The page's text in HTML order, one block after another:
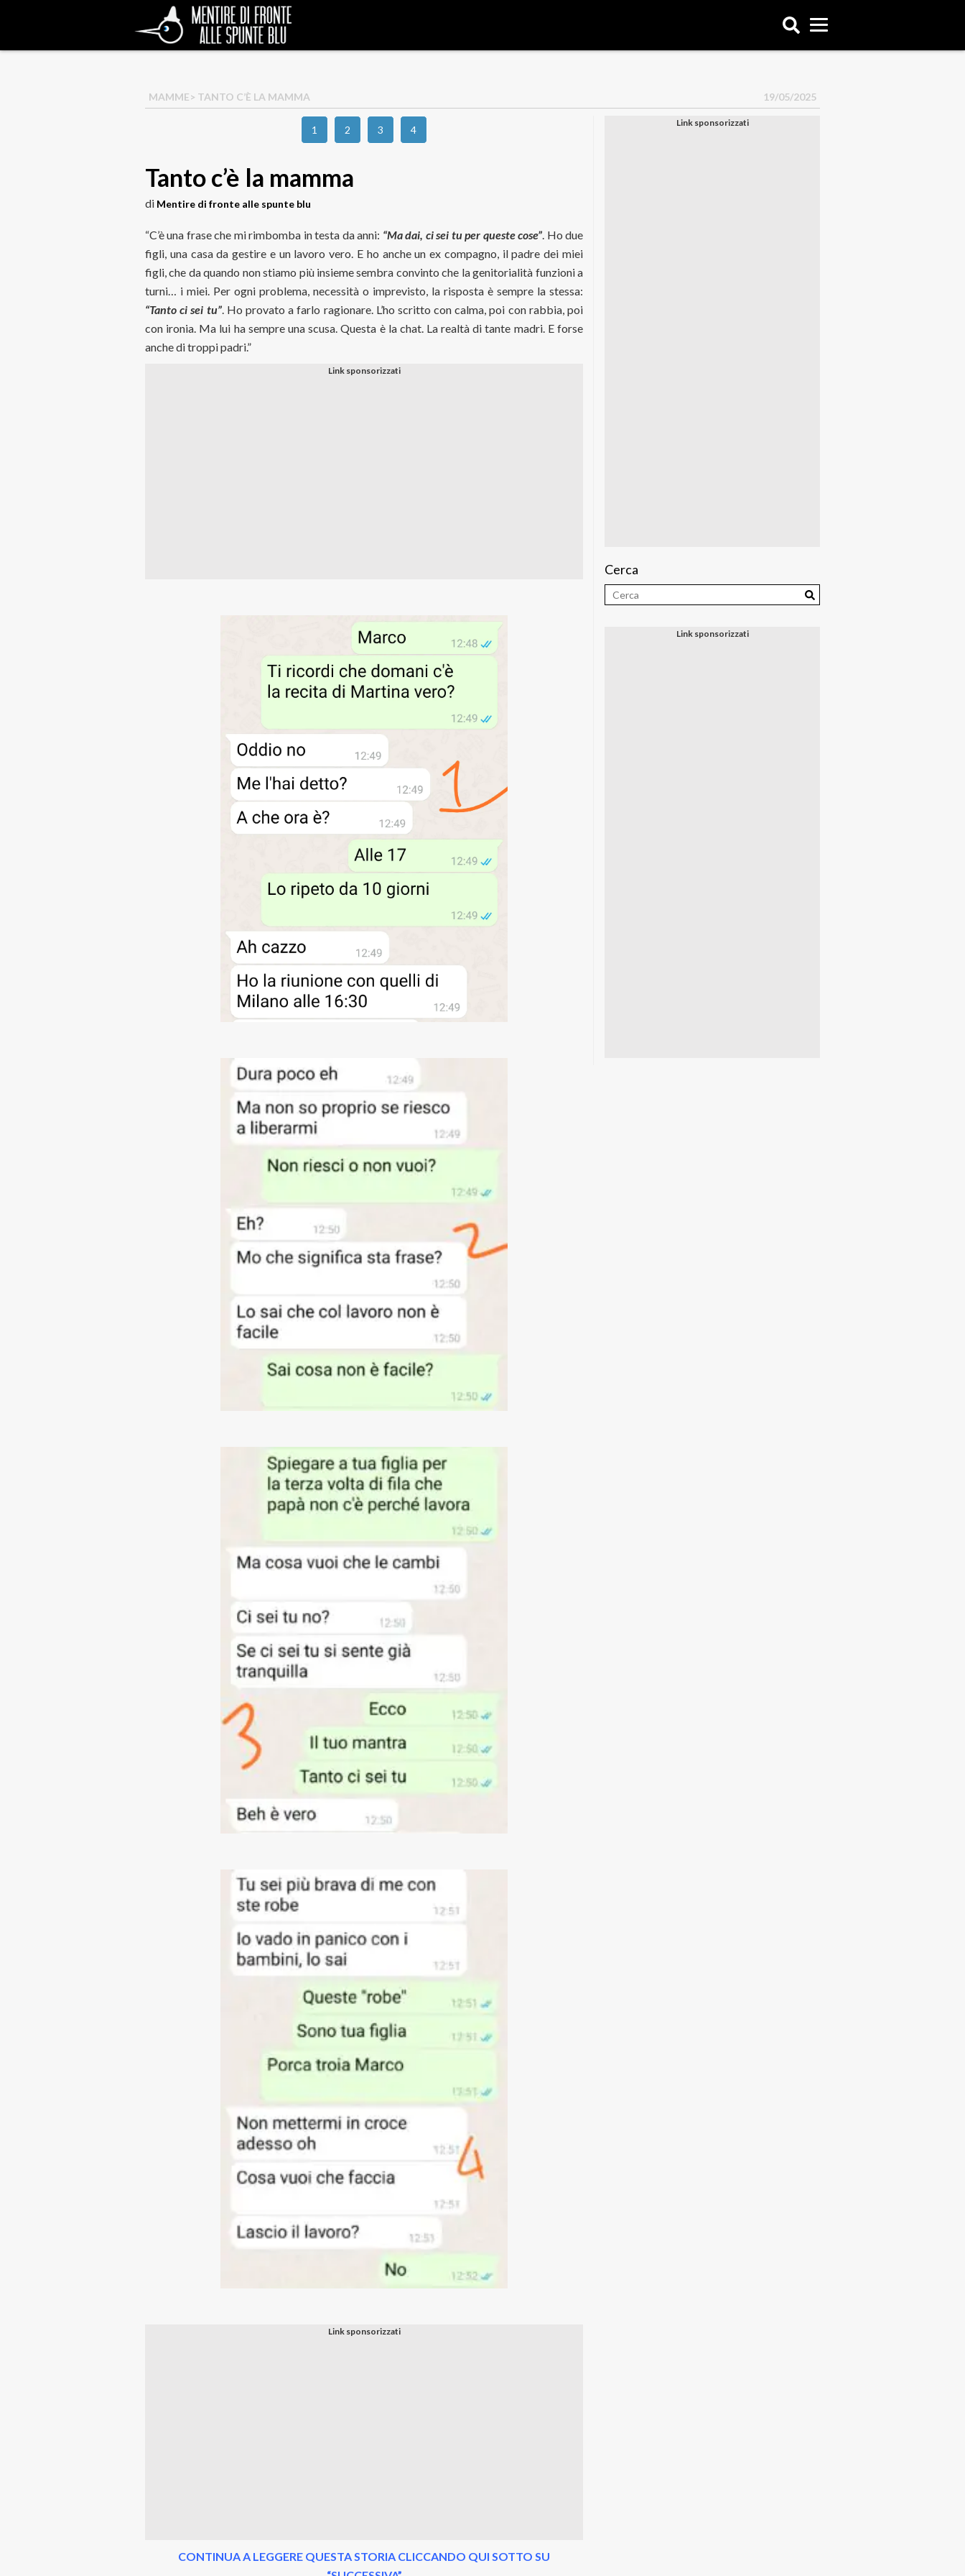
MAMME> TANTO C’È LA MAMMA 19/05/2025
1 2 3 4
Tanto c’è la mamma
di Mentire di fronte alle spunte blu
“C’è una frase che mi rimbomba in testa da anni: “Ma dai, ci sei tu per queste cose”. Ho due
figli, una casa da gestire e un lavoro vero. E ho anche un ex compagno, il padre dei miei
figli, che da quando non stiamo più insieme sembra convinto che la genitorialità funzioni a
turni… i miei. Per ogni problema, necessità o imprevisto, la risposta è sempre la stessa:
“Tanto ci sei tu”. Ho provato a farlo ragionare. L’ho scritto con calma, poi con rabbia, poi
con ironia. Ma lui ha sempre una scusa. Questa è la chat. La realtà di tante madri. E forse
anche di troppi padri.”
CONTINUA A LEGGERE QUESTA STORIA CLICCANDO QUI SOTTO SU
Cerca